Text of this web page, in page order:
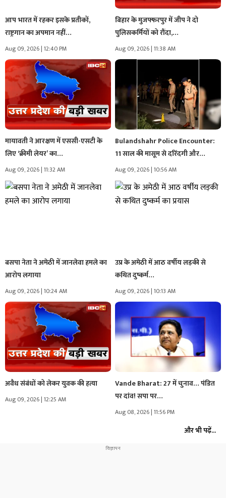
आप भारत में रहकर इसके प्रतीकों,
राष्ट्रगान का अपमान नहीं…
Aug 09, 2026 | 12:40 PM
बिहार के मुजफ्फरपुर में जीप ने दो
पुलिसकर्मियों को रौंदा,…
Aug 09, 2026 | 11:38 AM
मायावती ने आरक्षण में एससी-एसटी के
लिए ‘क्रीमी लेयर’ का…
Aug 09, 2026 | 11:32 AM
Bulandshahr Police Encounter:
11 साल की मासूम से दरिंदगी और…
Aug 09, 2026 | 10:56 AM
बसपा नेता ने अमेठी में जानलेवा हमले का
आरोप लगाया
Aug 09, 2026 | 10:24 AM
उप्र के अमेठी में आठ वर्षीय लड़की से
कथित दुष्कर्म…
Aug 09, 2026 | 10:13 AM
अवैध संबंधों को लेकर युवक की हत्या
Aug 09, 2026 | 12:25 AM
Vande Bharat: 27 में चुनाव… पंडित
पर दांव! सपा पर…
Aug 08, 2026 | 11:56 PM
और भी पढ़ें...